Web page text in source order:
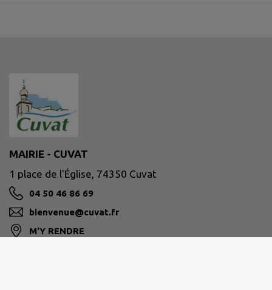
MAIRIE - CUVAT
1 place de l'Église, 74350 Cuvat
04 50 46 86 69
bienvenue@cuvat.fr
M'Y RENDRE